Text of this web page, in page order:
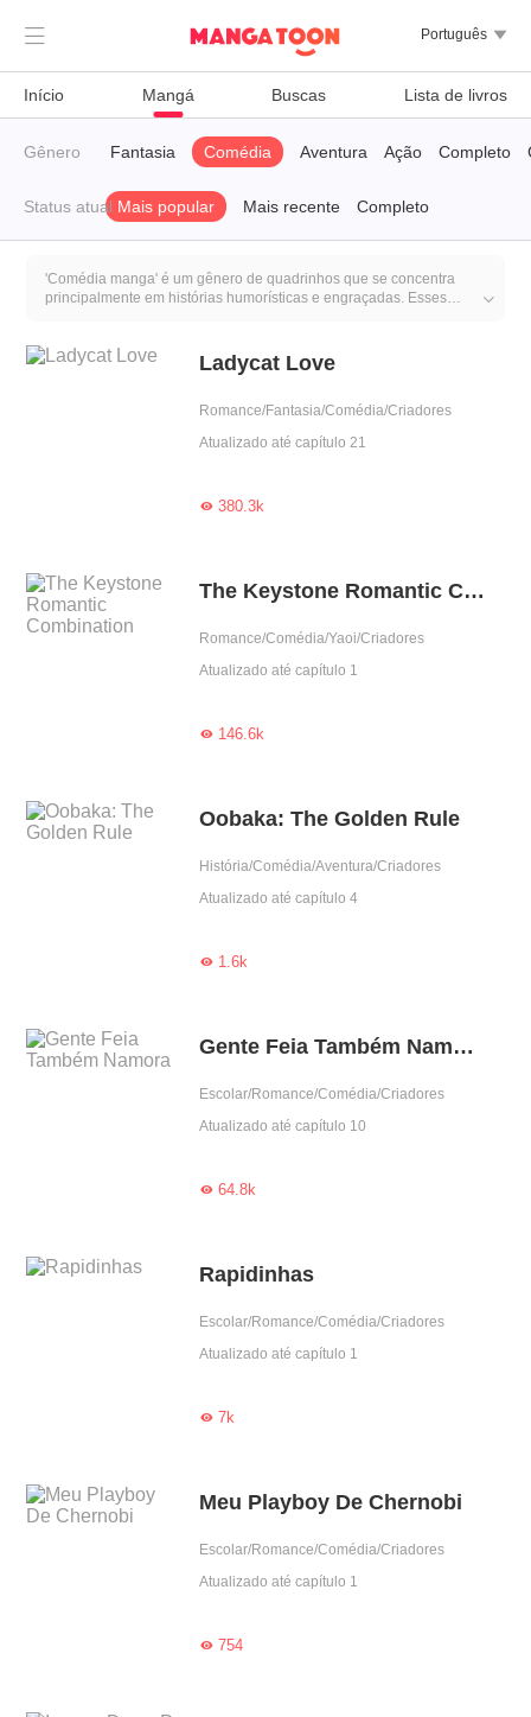
 Português 
Início Mangá Buscas Lista de livros
Gênero
Trágico Fantasia Comédia Aventura Ação Completo
Status atual Mais popular Mais recente Completo
'Comédia manga' é um gênero de quadrinhos que se concentra
principalmente em histórias humorísticas e engraçadas. Esses
aos leitores. O objetivo principal é fazer as pessoas rir e entreter
através do humor presente na narrativa.

Ladycat Love
Romance/Fantasia/Comédia/Criadores
Atualizado até capítulo 21
380.3k
The Keystone Romantic Combination
Romance/Comédia/Yaoi/Criadores
Atualizado até capítulo 1
146.6k
Oobaka: The Golden Rule
História/Comédia/Aventura/Criadores
Atualizado até capítulo 4
1.6k
Gente Feia Também Namora
Escolar/Romance/Comédia/Criadores
Atualizado até capítulo 10
64.8k
Rapidinhas
Escolar/Romance/Comédia/Criadores
Atualizado até capítulo 1
7k
Meu Playboy De Chernobi
Escolar/Romance/Comédia/Criadores
Atualizado até capítulo 1
754